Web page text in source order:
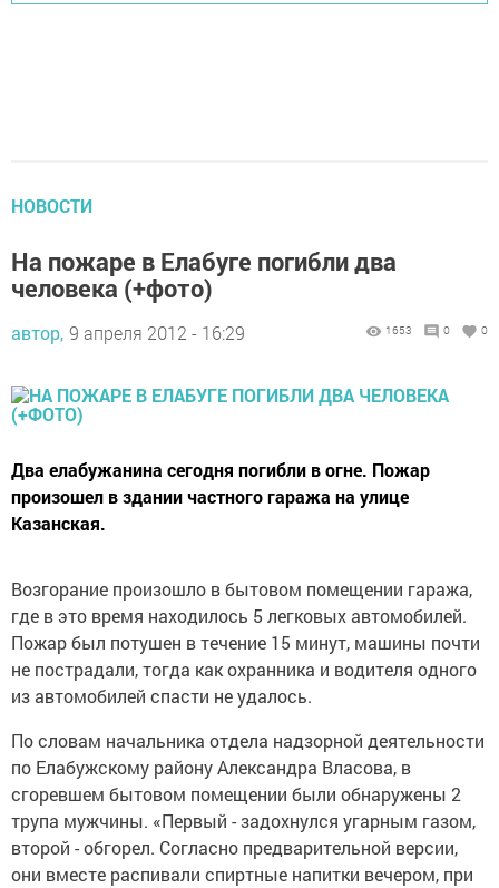
НОВОСТИ
На пожаре в Елабуге погибли два
человека (+фото)
автор, 9 апреля 2012 - 16:29 1653 0 0
Два елабужанина сегодня погибли в огне. Пожар
произошел в здании частного гаража на улице
Казанская.
Возгорание произошло в бытовом помещении гаража,
где в это время находилось 5 легковых автомобилей.
Пожар был потушен в течение 15 минут, машины почти
не пострадали, тогда как охранника и водителя одного
из автомобилей спасти не удалось.
По словам начальника отдела надзорной деятельности
по Елабужскому району Александра Власова, в
сгоревшем бытовом помещении были обнаружены 2
трупа мужчины. «Первый - задохнулся угарным газом,
второй - обгорел. Согласно предварительной версии,
они вместе распивали спиртные напитки вечером, при